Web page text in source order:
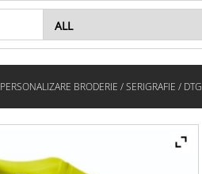
PERSONALIZARE BRODERIE / SERIGRAFIE / DTG